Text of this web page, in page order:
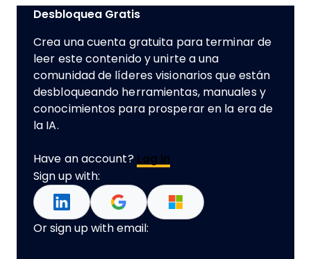
Desbloquea Gratis
Crea una cuenta gratuita para terminar de
leer este contenido y unirte a una
comunidad de líderes visionarios que están
desbloqueando herramientas, manuales y
conocimientos para prosperar en la era de
la IA.
Have an account? Log In
Sign up with:
Or sign up with email: